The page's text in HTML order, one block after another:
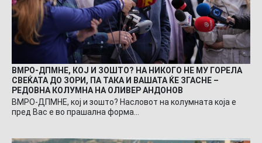
ВМРО-ДПМНЕ, КОЈ И ЗОШТО? НА НИКОГО НЕ МУ ГОРЕЛА
СВЕЌАТА ДО ЗОРИ, ПА ТАКА И ВАШАТА ЌЕ ЗГАСНЕ –
РЕДОВНА КОЛУМНА НА ОЛИВЕР АНДОНОВ
ВМРО-ДПМНЕ, кој и зошто? Насловот на колумната која е
пред Вас е во прашална форма…